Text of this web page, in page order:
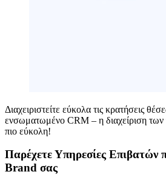
Διαχειριστείτε εύκολα τις κρατήσεις
ενσωματωμένο CRM – η διαχείριση των
πιο εύκολη!
Παρέχετε Υπηρεσίες Επιβατών
Brand σας